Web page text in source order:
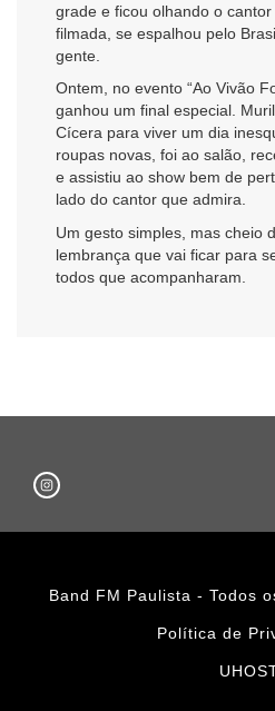
grade e ficou olhando o
filmada, se espalhou pelo
gente.
Ontem, no evento “Ao Vivão
ganhou um final especial.
Cícera para viver um dia
roupas novas, foi ao salão,
e assistiu ao show bem de
lado do cantor que admira.
Um gesto simples, mas cheio
lembrança que vai ficar para
todos que acompanharam.
Band FM Paulista - Todos
Política de